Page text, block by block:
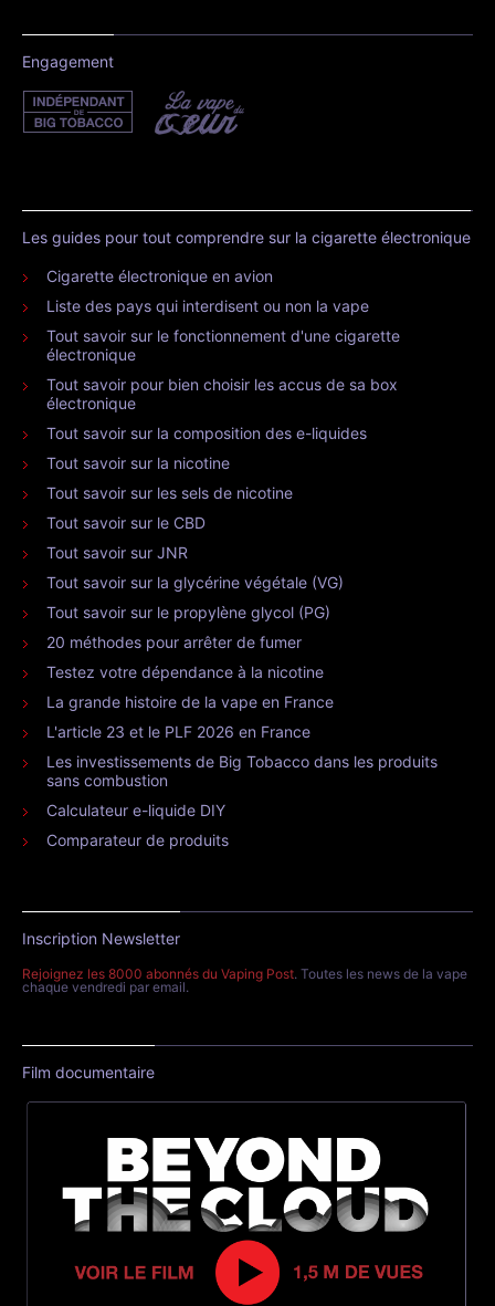
Engagement
Les guides pour tout comprendre sur la cigarette électronique
Cigarette électronique en avion
Liste des pays qui interdisent ou non la vape
Tout savoir sur le fonctionnement d'une cigarette
électronique
Tout savoir pour bien choisir les accus de sa box
électronique
Tout savoir sur la composition des e-liquides
Tout savoir sur la nicotine
Tout savoir sur les sels de nicotine
Tout savoir sur le CBD
Tout savoir sur JNR
Tout savoir sur la glycérine végétale (VG)
Tout savoir sur le propylène glycol (PG)
20 méthodes pour arrêter de fumer
Testez votre dépendance à la nicotine
La grande histoire de la vape en France
L'article 23 et le PLF 2026 en France
Les investissements de Big Tobacco dans les produits
sans combustion
Calculateur e-liquide DIY
Comparateur de produits
Inscription Newsletter
Rejoignez les 8000 abonnés du Vaping Post. Toutes les news de la vape
chaque vendredi par email.
Film documentaire